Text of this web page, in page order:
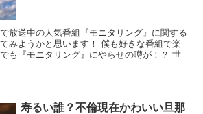
放送中の人気番組『モニタリング』に関する
みようかと思います！ 僕も好きな番組で楽
も『モニタリング』にやらせの噂が！？ 世
寿るい誰？不倫現在かわいい旦那